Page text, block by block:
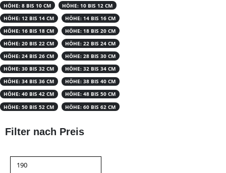
HÖHE: 8 BIS 10 CM
HÖHE: 10 BIS 12 CM
HÖHE: 12 BIS 14 CM
HÖHE: 14 BIS 16 CM
HÖHE: 16 BIS 18 CM
HÖHE: 18 BIS 20 CM
HÖHE: 20 BIS 22 CM
HÖHE: 22 BIS 24 CM
HÖHE: 24 BIS 26 CM
HÖHE: 28 BIS 30 CM
HÖHE: 30 BIS 32 CM
HÖHE: 32 BIS 34 CM
HÖHE: 34 BIS 36 CM
HÖHE: 38 BIS 40 CM
HÖHE: 40 BIS 42 CM
HÖHE: 48 BIS 50 CM
HÖHE: 50 BIS 52 CM
HÖHE: 60 BIS 62 CM
Filter nach Preis
Min.